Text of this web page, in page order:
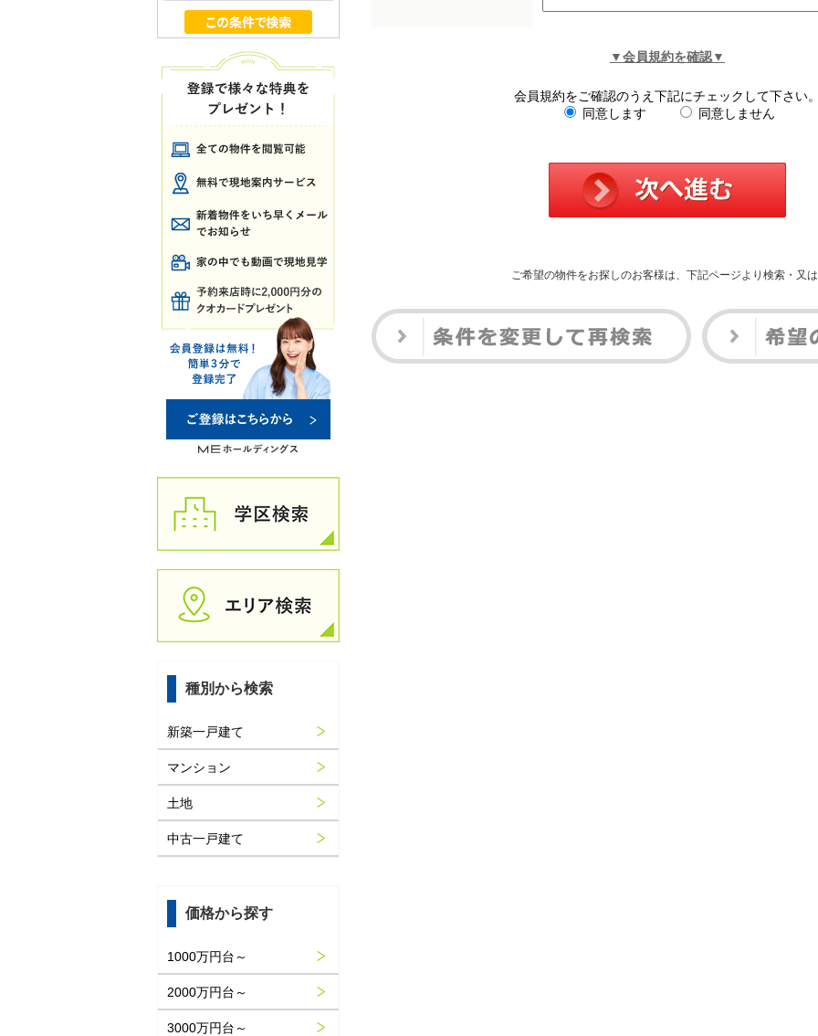
▼会員規約を確認▼
会員規約をご確認のうえ下記にチェックして下さい。
同意します
同意しません
ご希望の物件をお探しのお客様は、下記ページより検索・又は
種別から検索
新築一戸建て
マンション
土地
中古一戸建て
価格から探す
1000万円台～
2000万円台～
3000万円台～